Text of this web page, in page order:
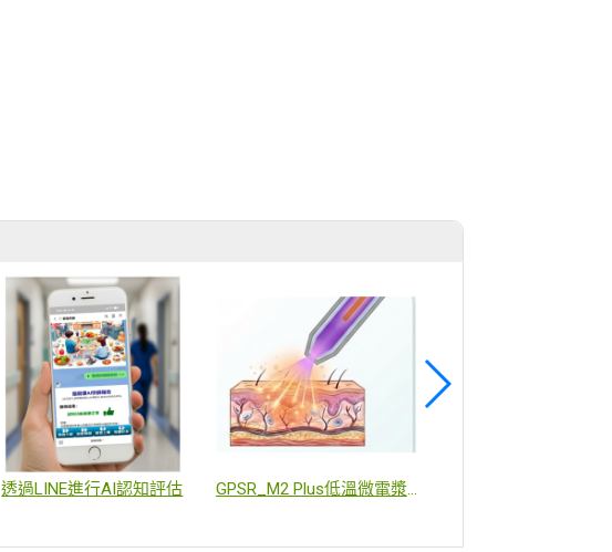
透過LINE進行AI認知評估 GPSR_M2 Plus低溫微電漿傷口照護技術展示